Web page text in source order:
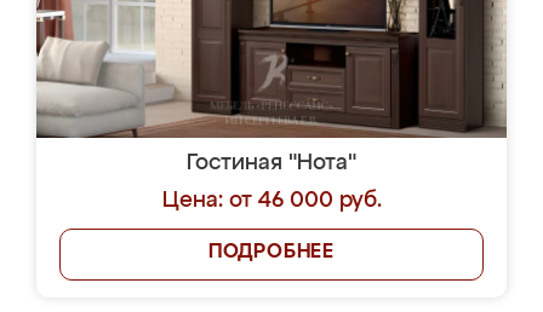
Гостиная "Нота"
Цена: от 46 000 руб.
ПОДРОБНЕЕ